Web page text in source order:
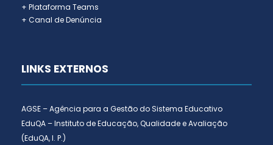
+ Plataforma Teams
+ Canal de Denúncia
LINKS EXTERNOS
AGSE – Agência para a Gestão do Sistema Educativo
EduQA – Instituto de Educação, Qualidade e Avaliação
(EduQA, I. P.)